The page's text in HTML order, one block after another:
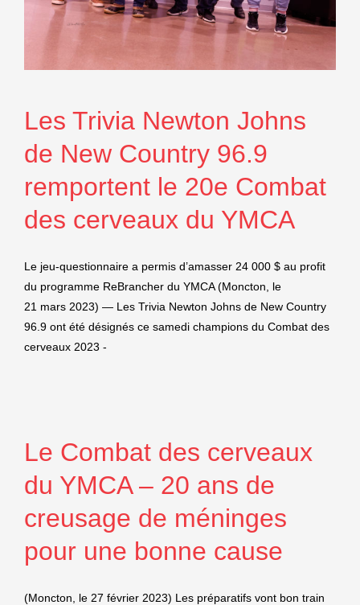
Les Trivia Newton Johns
de New Country 96.9
remportent le 20e Combat
des cerveaux du YMCA
Le jeu-questionnaire a permis d’amasser 24 000 $ au profit
du programme ReBrancher du YMCA (Moncton, le
21 mars 2023) — Les Trivia Newton Johns de New Country
96.9 ont été désignés ce samedi champions du Combat des
cerveaux 2023 -
Le Combat des cerveaux
du YMCA – 20 ans de
creusage de méninges
pour une bonne cause
(Moncton, le 27 février 2023) Les préparatifs vont bon train